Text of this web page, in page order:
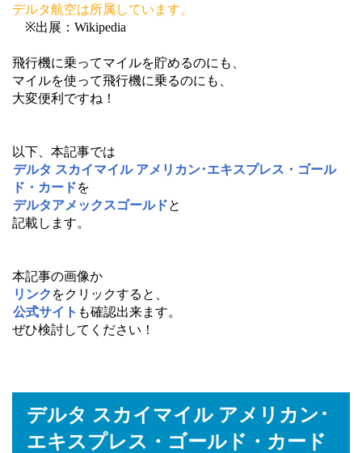
デルタ航空は所属しています。
※出展：Wikipedia
飛行機に乗ってマイルを貯めるのにも、
マイルを使って飛行機に乗るのにも、
大変便利ですね！
以下、本記事では
デルタ スカイマイル アメリカン･エキスプレス・ゴール
ド・カードを
デルタアメックスゴールドと
記載します。
本記事の画像か
リンク をクリックすると、
公式サイト も確認出来ます。
ぜひ検討してください！
デルタ スカイマイル アメリカン･
エキスプレス・ゴールド・カード